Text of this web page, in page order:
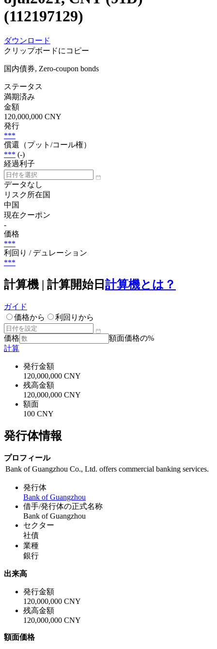
(112197129)
ダウンロード
クリップボードにコピー
国内債券, Zero-coupon bonds
ステータス
満期済み
金額
120,000,000 CNY
発行
***
償還（プット/コール権）
*** (-)
経過利子
データなし
リスク所在国
中国
現在クーポン
-
価格
***
利回り / デュレーション
***
計算機 | 計算開始日 計算機とは？
ガイド
価格から
利回りから
価格
額面価格の%
計算
発行金額
120,000,000 CNY
残高金額
120,000,000 CNY
額面
100 CNY
発行体情報
プロフィール
Bank of Guangzhou Co., Ltd. offers commercial banking services.
発行体
Bank of Guangzhou
借手/発行体の正式名称
Bank of Guangzhou
セクター
社債
業種
銀行
出来高
発行金額
120,000,000 CNY
残高金額
120,000,000 CNY
額面価格